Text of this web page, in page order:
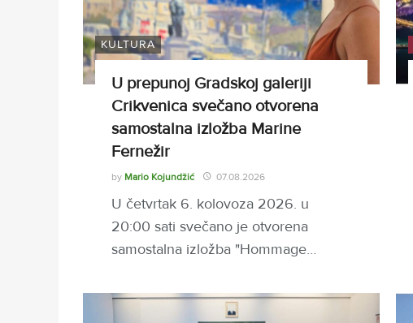
KULTURA
U prepunoj Gradskoj galeriji
Crikvenica svečano otvorena
samostalna izložba Marine
Fernežir
by Mario Kojundžić 07.08.2026
U četvrtak 6. kolovoza 2026. u
20:00 sati svečano je otvorena
samostalna izložba "Hommage…